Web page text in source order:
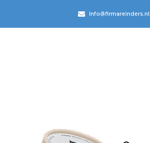
Info@firmareinders.nl